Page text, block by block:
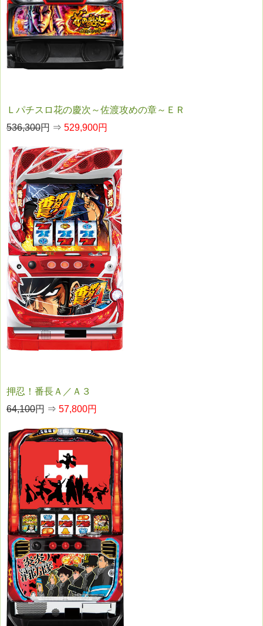
Ｌパチスロ花の慶次～佐渡攻めの章～ＥＲ
536,300円 ⇒ 529,900円
押忍！番長Ａ／Ａ３
64,100円 ⇒ 57,800円